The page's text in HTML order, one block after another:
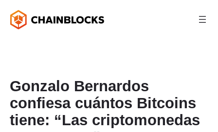
content
Gonzalo Bernardos
confiesa cuántos Bitcoins
tiene: “Las criptomonedas